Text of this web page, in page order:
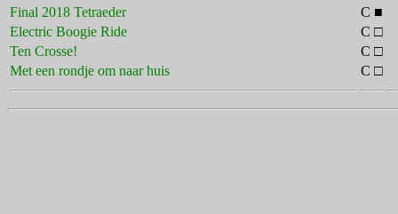
Final 2018 Tetraeder
C ■
Electric Boogie Ride
C □
Ten Crosse!
C □
Met een rondje om naar huis
C □